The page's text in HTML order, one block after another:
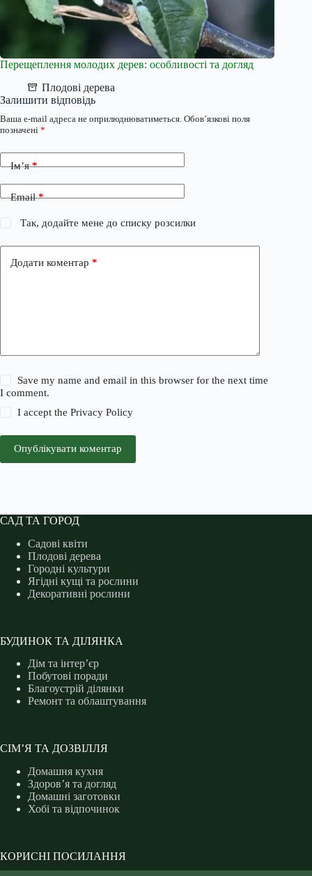
Перещеплення молодих дерев: особливості та догляд
Плодові дерева
Залишити відповідь
Ваша e-mail адреса не оприлюднюватиметься. Обов’язкові поля
позначені *
Ім’я*
Email*
Так, додайте мене до списку розсилки
Додати коментар *
Save my name and email in this browser for the next time
I comment.
I accept thePrivacy Policy
Опублікувати коментар
САД ТА ГОРОД
Садові квіти
Плодові дерева
Городні культури
Ягідні кущі та рослини
Декоративні рослини
БУДИНОК ТА ДІЛЯНКА
Дім та інтер’єр
Побутові поради
Благоустрій ділянки
Ремонт та облаштування
СІМ’Я ТА ДОЗВІЛЛЯ
Домашня кухня
Здоров’я та догляд
Домашні заготовки
Хобі та відпочинок
КОРИСНІ ПОСИЛАННЯ